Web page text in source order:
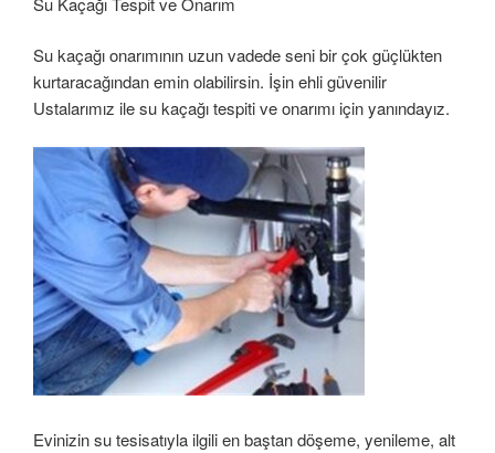
Su kaçağı onarımının uzun vadede seni bir çok güçlükten
kurtaracağından emin olabilirsin. İşin ehli güvenilir
Ustalarımız ile su kaçağı tespiti ve onarımı için yanındayız.
Evinizin su tesisatıyla ilgili en baştan döşeme, yenileme, alt